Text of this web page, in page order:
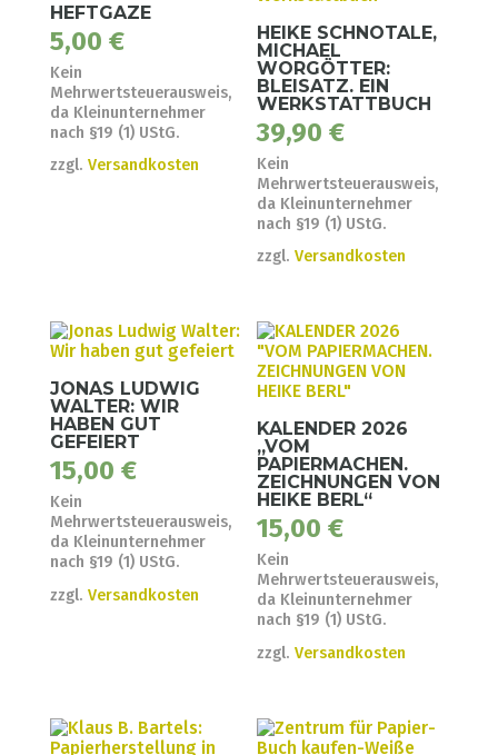
HEFTGAZE
5,00 €
Kein
Mehrwertsteuerausweis,
da Kleinunternehmer
nach §19 (1) UStG.
zzgl. Versandkosten
HEIKE SCHNOTALE,
MICHAEL
WORGÖTTER:
BLEISATZ. EIN
WERKSTATTBUCH
39,90€
Kein
Mehrwertsteuerausweis,
da Kleinunternehmer
nach §19 (1) UStG.
zzgl.Versandkosten
JONAS LUDWIG
WALTER: WIR
HABEN GUT
GEFEIERT
15,00 €
Kein
Mehrwertsteuerausweis,
da Kleinunternehmer
nach §19 (1) UStG.
zzgl. Versandkosten
KALENDER 2026
„VOM
PAPIERMACHEN.
ZEICHNUNGEN VON
HEIKE BERL“
15,00€
Kein
Mehrwertsteuerausweis,
da Kleinunternehmer
nach §19 (1) UStG.
zzgl.Versandkosten